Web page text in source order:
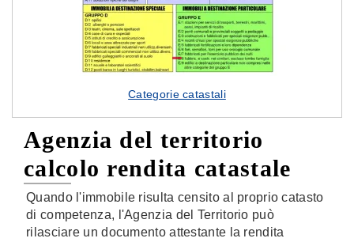
Categorie catastali
Agenzia del territorio
calcolo rendita catastale
Quando l'immobile risulta censito al proprio catasto
di competenza, l'Agenzia del Territorio può
rilasciare un documento attestante la rendita